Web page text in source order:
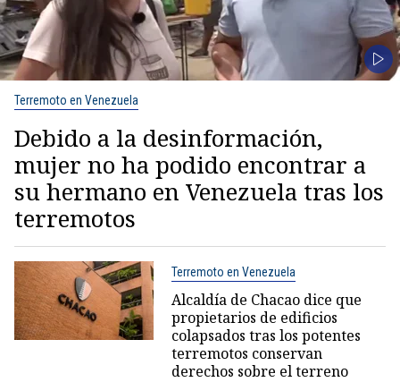
Terremoto en Venezuela
Debido a la desinformación,
mujer no ha podido encontrar a
su hermano en Venezuela tras los
terremotos
Terremoto en Venezuela
Alcaldía de Chacao dice que
propietarios de edificios
colapsados tras los potentes
terremotos conservan
derechos sobre el terreno